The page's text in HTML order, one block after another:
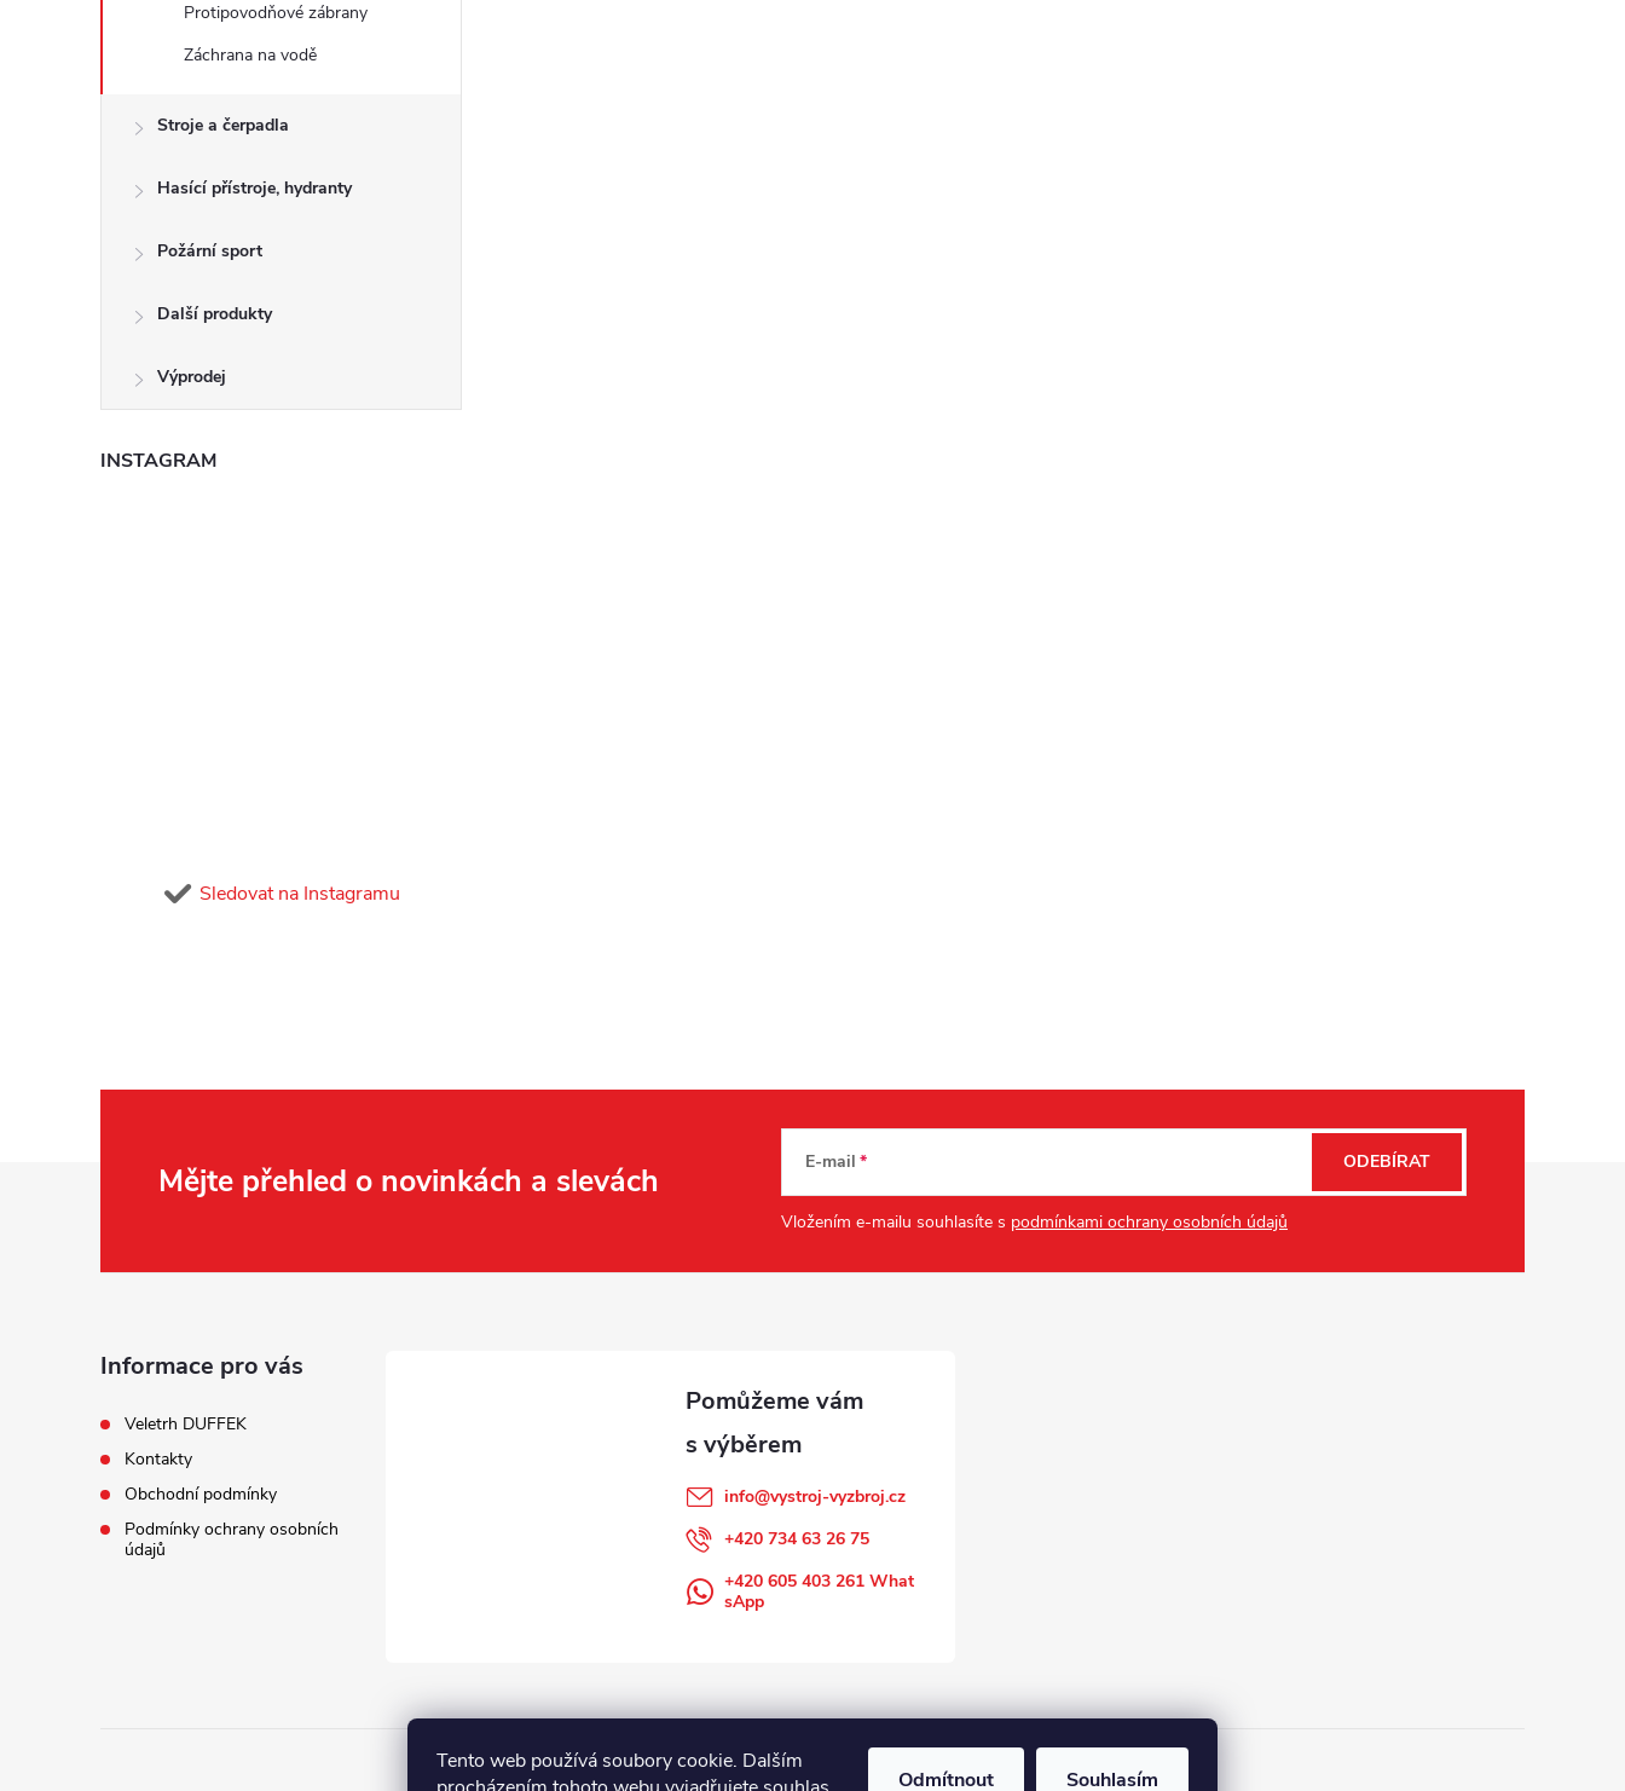
Tento web používá soubory cookie. Dalším
Odmítnout Souhlasím
Protipovodňové zábrany
Záchrana na vodě
Stroje a čerpadla
Hasící přístroje, hydranty
Požární sport
Další produkty
Výprodej
INSTAGRAM
Sledovat na Instagramu
Mějte přehled o novinkách a slevách E-mail
Vložením e-mailu souhlasíte s podmínkami ochrany osobních údajů
ODEBÍRAT
Informace pro vás
Veletrh DUFFEK
Kontakty
Obchodní podmínky
Podmínky ochrany osobních
údajů
info@vystroj-vyzbroj.cz
+420 734 63 26 75
+420 605 403 261 What
sApp